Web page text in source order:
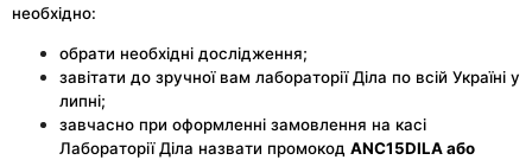
необхідно:
обрати необхідні дослідження;
завітати до зручної вам лабораторії Діла по всій Україні у
липні;
завчасно при оформленні замовлення на касі
Лабораторії Діла назвати промокод ANC15DILA або